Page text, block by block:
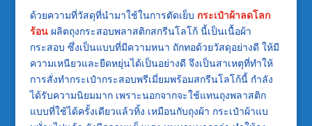
ด้วยความที่วัสดุที่นำมาใช้ในการตัดเย็บ กระเป๋าผ้าลดโลก
ร้อนผลิตถุงกระสอบพลาสติกสกรีนโลโก้ นี้เป็นเนื้อผ้า
กระสอบ ซึ่งเป็นแบบที่มีความหนา ถักทอด้วยวัสดุอย่างดี ให้มี
ความเหนียวและยืดหยุ่นได้เป็นอย่างดี จึงเป็นสาเหตุที่ทำให้
การสั่งทำกระเป๋ากระสอบพรีเมี่ยมพร้อมสกรีนโลโก้นี้ กำลัง
ได้รับความนิยมมาก เพราะนอกจากจะใช้แทนถุงพลาสติก
แบบที่ใช้ได้ครั้งเดียวแล้วทิ้ง เหมือนกับถุงผ้า กระเป๋าผ้าแบ